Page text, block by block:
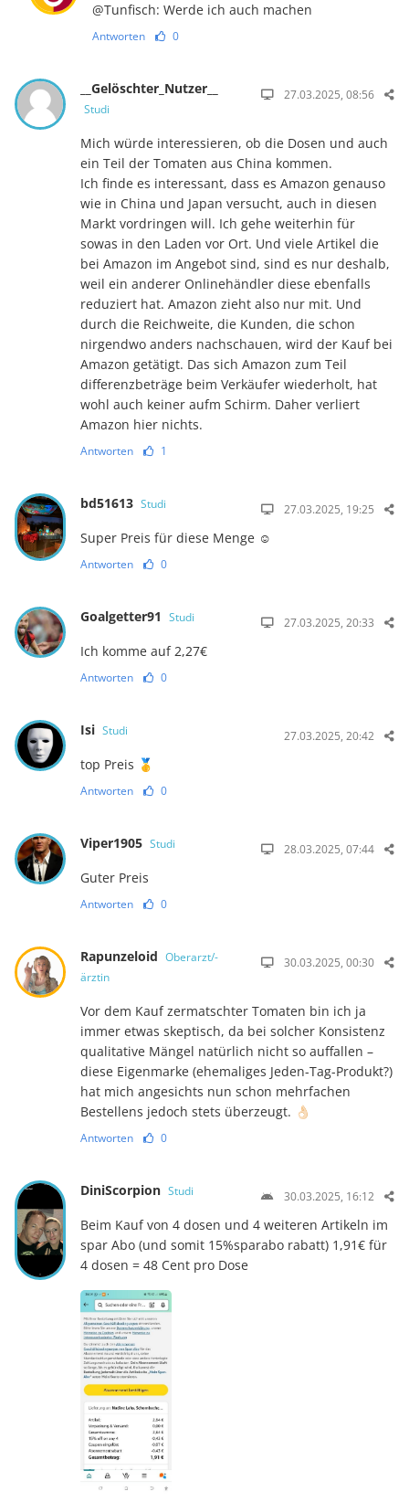
@Tunfisch: Werde ich auch machen
Antworten 0
__Gelöschter_Nutzer__
Studi
27.03.2025, 08:56
Mich würde interessieren, ob die Dosen und auch
ein Teil der Tomaten aus China kommen.
Ich finde es interessant, dass es Amazon genauso
wie in China und Japan versucht, auch in diesen
Markt vordringen will. Ich gehe weiterhin für
sowas in den Laden vor Ort. Und viele Artikel die
bei Amazon im Angebot sind, sind es nur deshalb,
weil ein anderer Onlinehändler diese ebenfalls
reduziert hat. Amazon zieht also nur mit. Und
durch die Reichweite, die Kunden, die schon
nirgendwo anders nachschauen, wird der Kauf bei
Amazon getätigt. Das sich Amazon zum Teil
differenzbeträge beim Verkäufer wiederholt, hat
wohl auch keiner aufm Schirm. Daher verliert
Amazon hier nichts.
Antworten 1
bd51613 Studi 27.03.2025, 19:25
Super Preis für diese Menge ☺️
Antworten 0
Goalgetter91 Studi 27.03.2025, 20:33
Ich komme auf 2,27€
Antworten 0
Isi Studi 27.03.2025, 20:42
top Preis 🥇
Antworten 0
Viper1905 Studi 28.03.2025, 07:44
Guter Preis
Antworten 0
Rapunzeloid Oberarzt/-
ärztin
30.03.2025, 00:30
Vor dem Kauf zermatschter Tomaten bin ich ja
immer etwas skeptisch, da bei solcher Konsistenz
qualitative Mängel natürlich nicht so auffallen –
diese Eigenmarke (ehe­ma­­liges Jeden-Tag-Produkt?)
hat mich angesichts nun schon mehrfachen
Bestellens je­doch stets überzeugt. 👌🏻
Antworten 0
DiniScorpion Studi 30.03.2025, 16:12
Beim Kauf von 4 dosen und 4 weiteren Artikeln im
spar Abo (und somit 15%sparabo rabatt) 1,91€ für
4 dosen = 48 Cent pro Dose